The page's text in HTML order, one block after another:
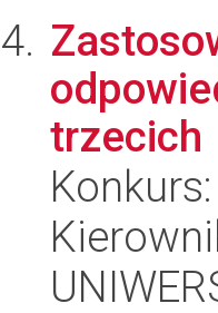
trzecich
Konkurs: